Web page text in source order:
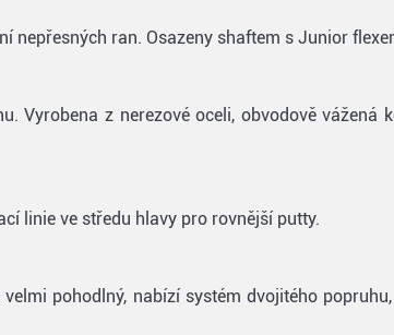
nepřesných ran. Osazeny shaftem s Junior
Vyrobena z nerezové oceli, obvodově vážená
linie ve středu hlavy pro rovnější putty.
pohodlný, nabízí systém dvojitého